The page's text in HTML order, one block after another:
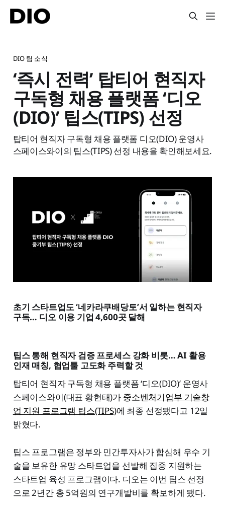
DIO 팀 소식
‘즉시 전력’ 탑티어 현직자
구독형 채용 플랫폼 ‘디오
(DIO)’ 팁스(TIPS) 선정
탑티어 현직자 구독형 채용 플랫폼 디오(DIO) 운영사
스페이스와이의 팁스(TIPS) 선정 내용을 확인해보세요.
초기 스타트업도 ‘네카라쿠배당토’서 일하는 현직자
구독… 디오 이용 기업 4,600곳 달해
팁스 통해 현직자 검증 프로세스 강화 비롯… AI 활용
인재 매칭, 협업툴 고도화 주력할 것
탑티어 현직자 구독형 채용 플랫폼 ‘디오(DIO)’ 운영사
스페이스와이(대표 황현태)가 중소벤처기업부 기술창
업 지원 프로그램 팁스(TIPS)에 최종 선정됐다고 12일
밝혔다.
팁스 프로그램은 정부와 민간투자사가 합심해 우수 기
술을 보유한 유망 스타트업을 선발해 집중 지원하는
스타트업 육성 프로그램이다. 디오는 이번 팁스 선정
으로 2년간 총 5억원의 연구개발비를 확보하게 됐다.